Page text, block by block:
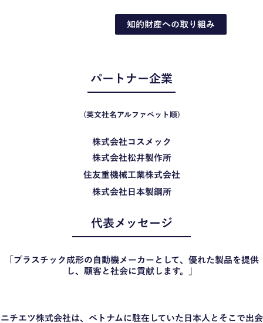
知的財産への取り組み
パートナー企業
(英文社名アルファベット順)
株式会社コスメック
株式会社松井製作所
住友重機械工業株式会社
株式会社日本製鋼所
代表メッセージ
「プラスチック成形の自動機メーカーとして、優れた製品を提供
し、顧客と社会に貢献します。」
ニチエツ株式会社は、ベトナムに駐在していた日本人とそこで出会